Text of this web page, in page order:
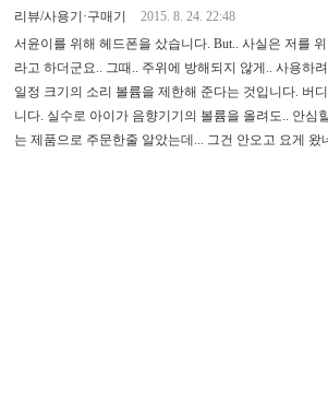
리뷰/사용기·구매기
2015. 8. 24. 22:48
서윤이를 위해 헤드폰을 샀습니다. But.. 사실은 저를
라고 하더군요.. 그때.. 주위에 방해되지 않게.. 사용하
일정 크기의 소리 볼륨을 제한해 준다는 것입니다. 버
니다. 실수로 아이가 음향기기의 볼륨을 올려도.. 안
는 제품으로 주문한줄 알았는데... 그건 안오고 요게